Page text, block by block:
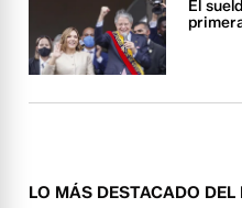
El
LO MÁS DESTACADO DEL